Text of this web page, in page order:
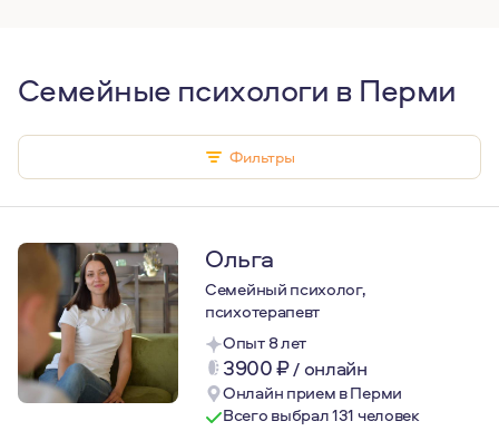
Семейные психологи в Перми
Фильтры
Ольга
Семейный психолог,
психотерапевт
Опыт 8 лет
3900₽/ онлайн
Онлайн прием в Перми
Всего выбрал 131 человек